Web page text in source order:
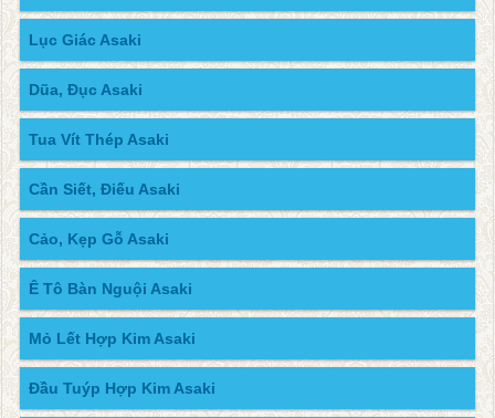
Lục Giác Asaki
Dũa, Đục Asaki
Tua Vít Thép Asaki
Cần Siết, Điếu Asaki
Cảo, Kẹp Gỗ Asaki
Ê Tô Bàn Nguội Asaki
Mỏ Lết Hợp Kim Asaki
Đầu Tuýp Hợp Kim Asaki